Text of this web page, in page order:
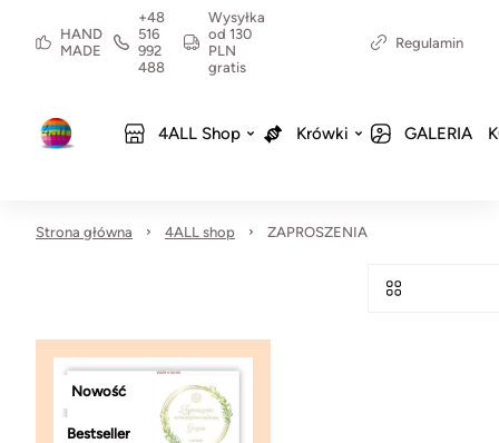
HAND
MADE
+48
516
992
488
Wysyłka
od 130
PLN
gratis
Regulamin
4ALL Shop Krówki GALERIA
Strona główna 4ALL shop ZAPROSZENIA
Nowość
Bestseller